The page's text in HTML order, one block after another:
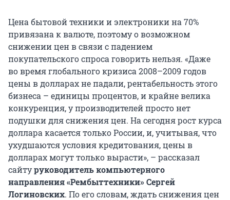
Цена бытовой техники и электроники на 70%
привязана к валюте, поэтому о возможном
снижении цен в связи с падением
покупательского спроса говорить нельзя. «Даже
во время глобального кризиса 2008–2009 годов
цены в долларах не падали, рентабельность этого
бизнеса – единицы процентов, и крайне велика
конкуренция, у производителей просто нет
подушки для снижения цен. На сегодня рост курса
доллара касается только России, и, учитывая, что
ухудшаются условия кредитования, цены в
долларах могут только вырасти», – рассказал
сайтуруководитель компьютерного
направления «Рембыттехники» Сергей
Логиновских. По его словам, ждать снижения цен